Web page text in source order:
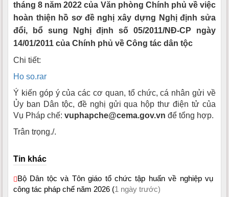
tháng 8 năm 2022 của Văn phòng Chính phủ về việc
hoàn thiện hồ sơ đề nghị xây dựng Nghị định sửa
đổi, bổ sung Nghị định số 05/2011/NĐ-CP ngày
14/01/2011 của Chính phủ về Công tác dân tộc
Chi tiết:
Ho so.rar
Ý kiến góp ý của các cơ quan, tổ chức, cá nhân gửi về
Ủy ban Dân tộc, đề nghị gửi qua hộp thư điện tử của
Vụ Pháp chế: vuphapche@cema.gov.vn để tổng hợp.
Trân trọng./.
Tin khác
Bộ Dân tộc và Tôn giáo tổ chức tập huấn về nghiệp vụ
công tác pháp chế năm 2026 (1 ngày trước)